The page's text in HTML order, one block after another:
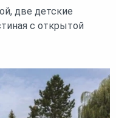
две детские
с открытой